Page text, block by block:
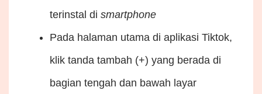
terinstal di smartphone
Pada halaman utama di aplikasi Tiktok,
klik tanda tambah (+) yang berada di
bagian tengah dan bawah layar